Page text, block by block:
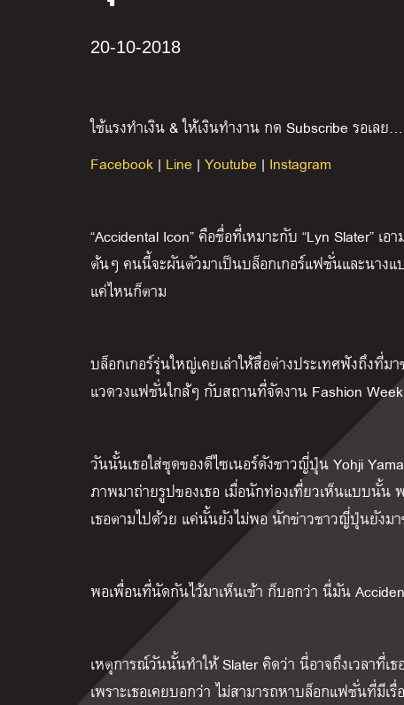
20-10-2018
ใช้แรงทำเงิน & ให้เงินทำงาน กด Subscribe รอเลย…
Facebook | Line | Youtube | Instagram
“Accidental Icon” คือชื่อที่เหมาะกับ “Lyn Slater”
ต้นๆ คนนี้จะผันตัวมาเป็นบล็อกเกอร์แฟชั่นและนางแ
แค่ไหนก็ตาม
บล็อกเกอร์รุ่นใหญ่เคยเล่าให้สื่อต่างประเทศฟังถึงที่ม
แวดวงแฟชั่นใกล้ๆ กับสถานที่จัดงาน Fashion
วันนั้นเธอใส่ชุดของดีไซเนอร์ดังชาวญี่ปุ่น Yohji
ภาพมาถ่ายรูปของเธอ เมื่อนักท่องเที่ยวเห็นแบบนั้น
เธอตามไปด้วย แค่นั้นยังไม่พอ นักข่าวชาวญี่ปุ่นยังม
พอเพื่อนที่นัดกันไว้มาเห็นเข้า ก็บอกว่า นี่มัน
เหตุการณ์วันนั้นทำให้ Slater คิดว่า นี่อาจถึงเวลาที่เ
เพราะเธอเคยบอกว่า ไม่สามารถหาบล็อกแฟชั่นที่มี